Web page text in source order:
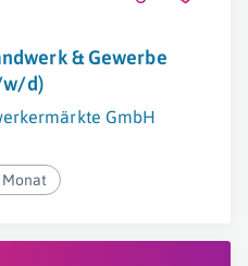
& Gewerbe
w/d)
GmbH
Monat